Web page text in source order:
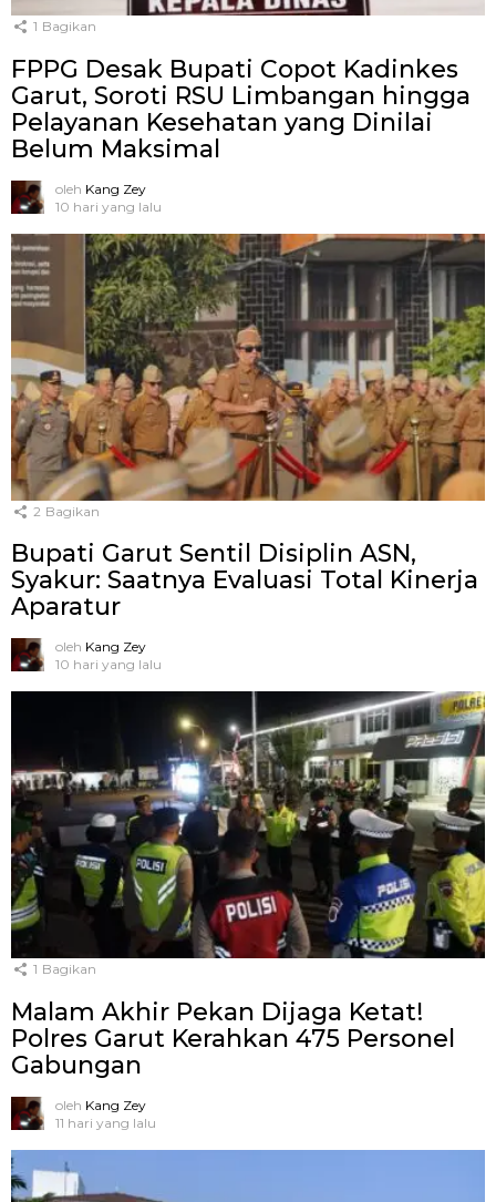
1 Bagikan
FPPG Desak Bupati Copot Kadinkes
Garut, Soroti RSU Limbangan hingga
Pelayanan Kesehatan yang Dinilai
Belum Maksimal
oleh Kang Zey
10 hari yang lalu
2 Bagikan
Bupati Garut Sentil Disiplin ASN,
Syakur: Saatnya Evaluasi Total Kinerja
Aparatur
oleh Kang Zey
10 hari yang lalu
1 Bagikan
Malam Akhir Pekan Dijaga Ketat!
Polres Garut Kerahkan 475 Personel
Gabungan
oleh Kang Zey
11 hari yang lalu